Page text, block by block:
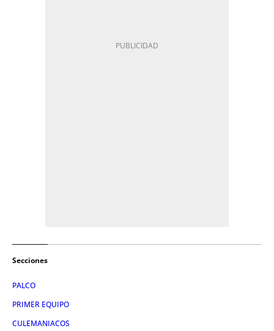
Secciones
PALCO
PRIMER EQUIPO
CULEMANIACOS